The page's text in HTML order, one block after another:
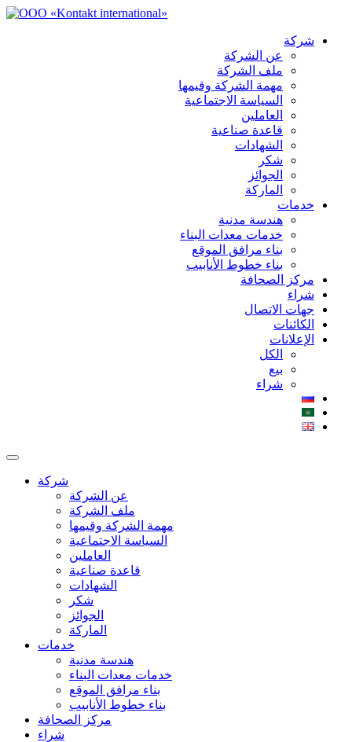
شركة
عن الشركة
ملف الشركة
مهمة الشركة وقيمها
السياسة الاجتماعية
العاملين
قاعدة صناعية
الشهادات
شكر
الجوائز
الماركة
خدمات
هندسة مدنية
خدمات معدات البناء
بناء مرافق الموقع
بناء خطوط الأنابيب
مركز الصحافة
شراء
جهات الاتصال
الكائنات
الإعلانات
الكل
بيع
شراء
شركة
عن الشركة
ملف الشركة
مهمة الشركة وقيمها
السياسة الاجتماعية
العاملين
قاعدة صناعية
الشهادات
شكر
الجوائز
الماركة
خدمات
هندسة مدنية
خدمات معدات البناء
بناء مرافق الموقع
بناء خطوط الأنابيب
مركز الصحافة
شراء